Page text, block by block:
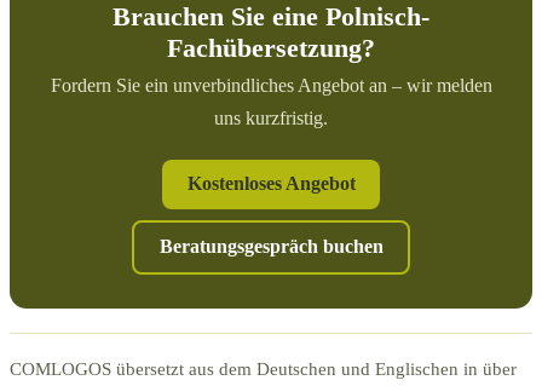
Brauchen Sie eine Polnisch-
Fachübersetzung?
Fordern Sie ein unverbindliches Angebot an – wir melden
uns kurzfristig.
Kostenloses Angebot
Beratungsgespräch buchen
COMLOGOS übersetzt aus dem Deutschen und Englischen in über